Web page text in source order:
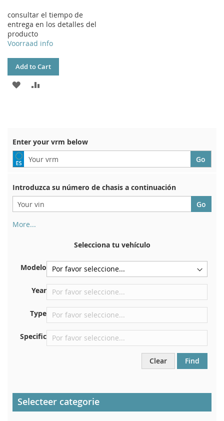
consultar el tiempo de
entrega en los detalles del
producto
Voorraad info
Add to Cart
ADD
Enter your vrm below
Introduzca su número de chasis a continuación
More...
certificado de registro. Y también en el coche.
En la placa inferior del asiento delantero derecho
Centrar contra el mamparo debajo del capó.
Justo en el compartimento del motor.
En el pilar de la puerta trasera derecha
Selecciona tu vehículo
Modelo
Year
Type
Specific
Clear Find
Selecteer categorie